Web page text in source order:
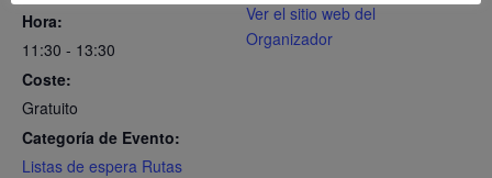
Hora:
11:30 - 13:30
Coste:
Gratuito
Categoría de Evento:
Listas de espera Rutas
Ver el sitio web del
Organizador